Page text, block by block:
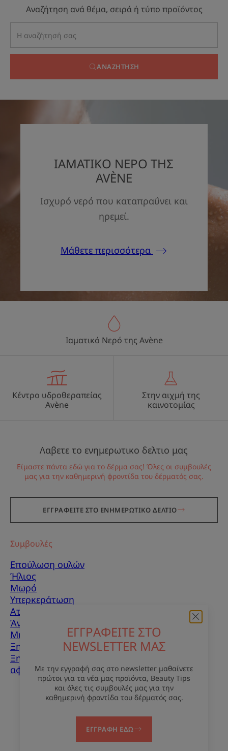
Αναζήτηση ανά θέμα, σειρά ή τύπο προϊόντος
ΑΝΑΖΉΤΗΣΗ
ΙΑΜΑΤΙΚΟ ΝΕΡΟ ΤΗΣ
AVÈNE
Ισχυρό νερό που καταπραΰνει και
ηρεμεί.
Μάθετε περισσότερα
ΕΓΓΡΑΦΕΙΤΕ ΣΤΟ
NEWSLETTER ΜΑΣ
Με την εγγραφή σας στο newsletter μαθαίνετε
πρώτοι για τα νέα μας προϊόντα, Beauty Tips
και όλες τις συμβουλές μας για την
καθημερινή φροντίδα του δέρματός σας.
ΕΓΓΡΑΦΗ ΕΔΩ
Ιαματικό Νερό της Avène
Κέντρο υδροθεραπείας
Avène
Στην αιχμή της
καινοτομίας
Λαβετε το ενημερωτικο δελτιο μας
Είμαστε πάντα εδώ για το δέρμα σας! Όλες οι συμβουλές
μας για την καθημερινή φροντίδα του δέρματός σας.
ΕΓΓΡΑΦΕΙΤΕ ΣΤΟ ΕΝΗΜΕΡΩΤΙΚΟ ΔΕΛΤΙΟ
Συμβουλές
Επούλωση ουλών
Ήλιος
Μωρό
Υπερκεράτωση
Ατέλειες δέρματος
Άνδρες
Μικτό δέρμα
Ξηρό δέρμα
Ξηρότητα και
αφυδάτωση
Σχετικά με εμάς
ΕπικοινωνίαΣυχνές ερωτήσεις